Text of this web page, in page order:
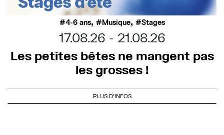
4-6 ans, Musique, Stages
17.08.26
21.08.26
Les petites bêtes ne mangent pas
les grosses !
PLUS D'INFOS